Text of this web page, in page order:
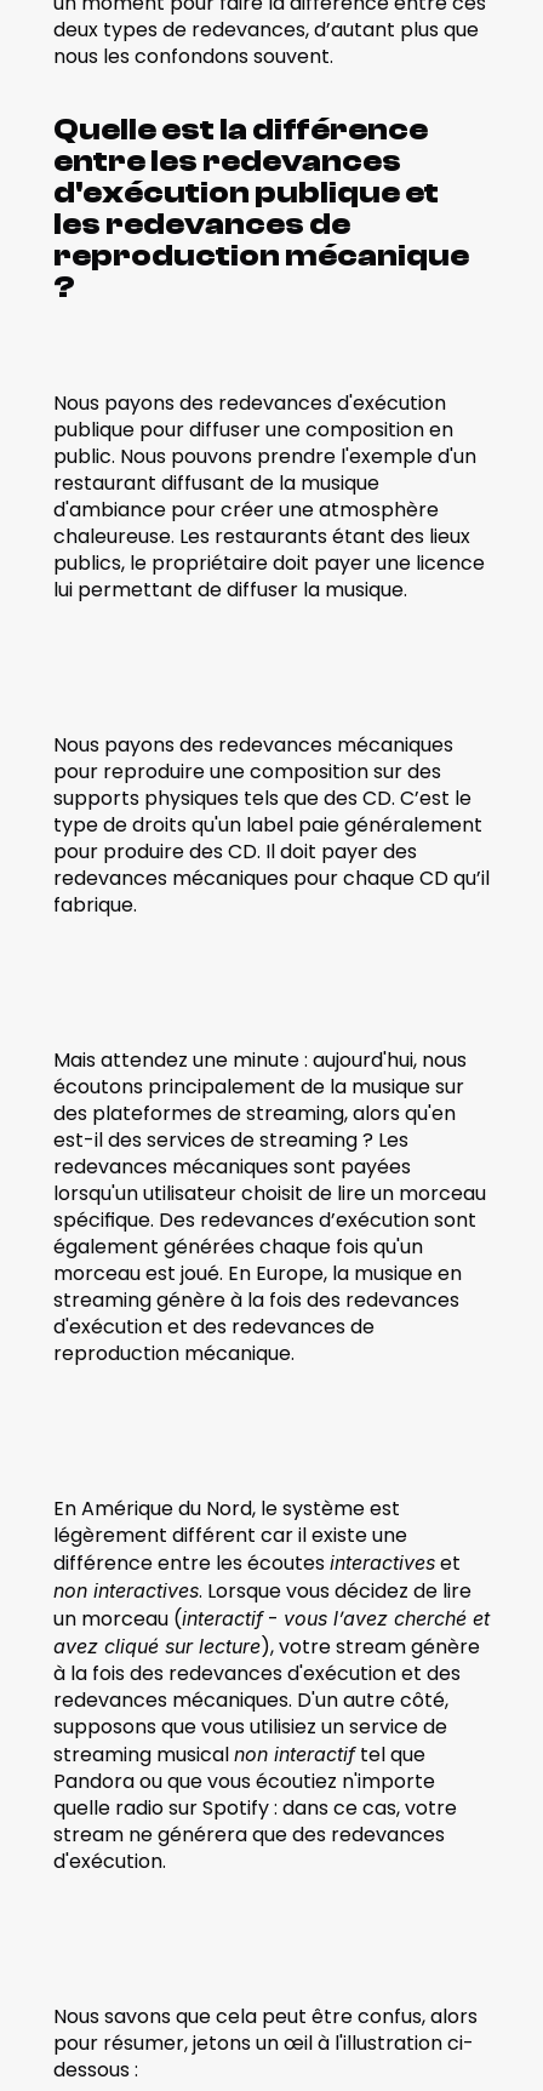
deux types de redevances, d’autant plus que
nous les confondons souvent.
Quelle est la différence
entre les redevances
d'exécution publique et
les redevances de
reproduction mécanique
?
Nous payons des redevances d'exécution
publique pour diffuser une composition en
public. Nous pouvons prendre l'exemple d'un
restaurant diffusant de la musique
d'ambiance pour créer une atmosphère
chaleureuse. Les restaurants étant des lieux
publics, le propriétaire doit payer une licence
lui permettant de diffuser la musique.
Nous payons des redevances mécaniques
pour reproduire une composition sur des
supports physiques tels que des CD. C’est le
type de droits qu'un label paie généralement
pour produire des CD. Il doit payer des
redevances mécaniques pour chaque CD qu’il
fabrique.
Mais attendez une minute : aujourd'hui, nous
écoutons principalement de la musique sur
des plateformes de streaming, alors qu'en
est-il des services de streaming ? Les
redevances mécaniques sont payées
lorsqu'un utilisateur choisit de lire un morceau
spécifique. Des redevances d’exécution sont
également générées chaque fois qu'un
morceau est joué. En Europe, la musique en
streaming génère à la fois des redevances
d'exécution et des redevances de
reproduction mécanique.
En Amérique du Nord, le système est
légèrement différent car il existe une
différence entre les écoutes interactives
non interactives. Lorsque vous décidez de lire
un morceau (interactif - vous l’avez cherché et
avez cliqué sur lecture), votre stream génère
à la fois des redevances d'exécution et des
redevances mécaniques. D'un autre côté,
supposons que vous utilisiez un service de
streaming musical non interactif tel que
Pandora ou que vous écoutiez n'importe
quelle radio sur Spotify : dans ce cas, votre
stream ne générera que des redevances
d'exécution.
Nous savons que cela peut être confus, alors
pour résumer, jetons un œil à l'illustration ci-
dessous :